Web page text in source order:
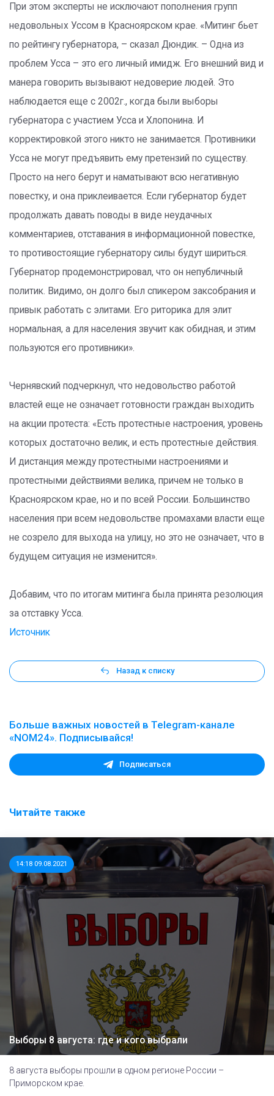
При этом эксперты не исключают пополнения групп
недовольных Уссом в Красноярском крае. «Митинг бьет
по рейтингу губернатора, – сказал Дюндик. – Одна из
проблем Усса – это его личный имидж. Его внешний вид и
манера говорить вызывают недоверие людей. Это
наблюдается еще с 2002г., когда были выборы
губернатора с участием Усса и Хлопонина. И
корректировкой этого никто не занимается. Противники
Усса не могут предъявить ему претензий по существу.
Просто на него берут и наматывают всю негативную
повестку, и она приклеивается. Если губернатор будет
продолжать давать поводы в виде неудачных
комментариев, отставания в информационной повестке,
то противостоящие губернатору силы будут шириться.
Губернатор продемонстрировал, что он непубличный
политик. Видимо, он долго был спикером заксобрания и
привык работать с элитами. Его риторика для элит
нормальная, а для населения звучит как обидная, и этим
пользуются его противники».
Чернявский подчеркнул, что недовольство работой
властей еще не означает готовности граждан выходить
на акции протеста: «Есть протестные настроения, уровень
которых достаточно велик, и есть протестные действия.
И дистанция между протестными настроениями и
протестными действиями велика, причем не только в
Красноярском крае, но и по всей России. Большинство
населения при всем недовольстве промахами власти еще
не созрело для выхода на улицу, но это не означает, что в
будущем ситуация не изменится».
Добавим, что по итогам митинга была принята резолюция
за отставку Усса.
Источник
Назад к списку
Больше важных новостей в Telegram-канале
«NOM24». Подписывайся!
Подписаться
Читайте также
14:18 09.08.2021
Выборы 8 августа: где и кого выбрали
8 августа выборы прошли в одном регионе России –
Приморском крае.